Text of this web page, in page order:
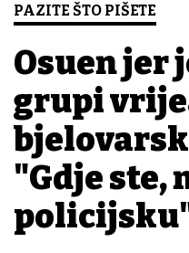
PAZITE ŠTO PIŠETE
Osuđen jer
grupi
"Gdje ste,